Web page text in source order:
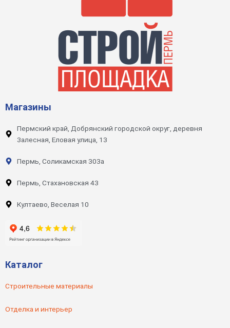
Магазины
Пермский край, Добрянский городской округ, деревня
Залесная, Еловая улица, 13
Пермь, Соликамская 303а
Пермь, Стахановская 43
Култаево, Веселая 10
Каталог
Строительные материалы
Отделка и интерьер